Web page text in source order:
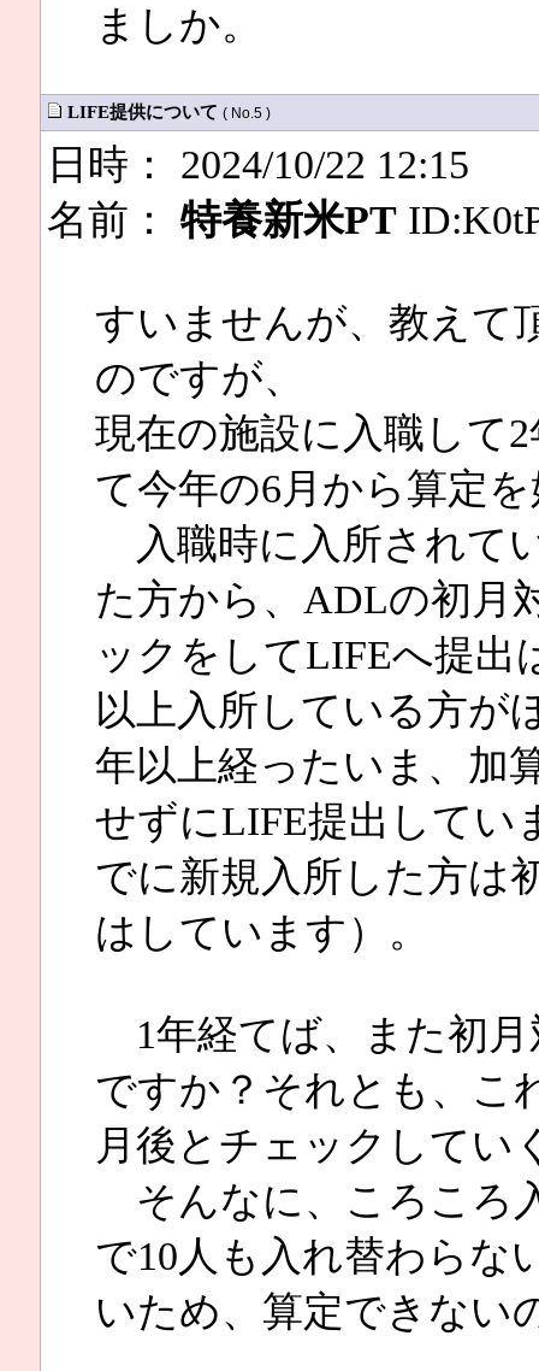
ましか。
LIFE提供について ( No.5 )
日時： 2024/10/22 12:15
名前： 特養新米PT
すいませんが、教えて
のですが、
現在の施設に入職して
て今年の6月から算定
入職時に入所されて
た方から、ADLの初月
ックをしてLIFEへ提出
以上入所している方が
年以上経ったいま、加
せずにLIFE提出してい
でに新規入所した方は
はしています）。
1年経てば、また初
ですか？それとも、こ
月後とチェックしてい
そんなに、ころころ
で10人も入れ替わらな
いため、算定できない